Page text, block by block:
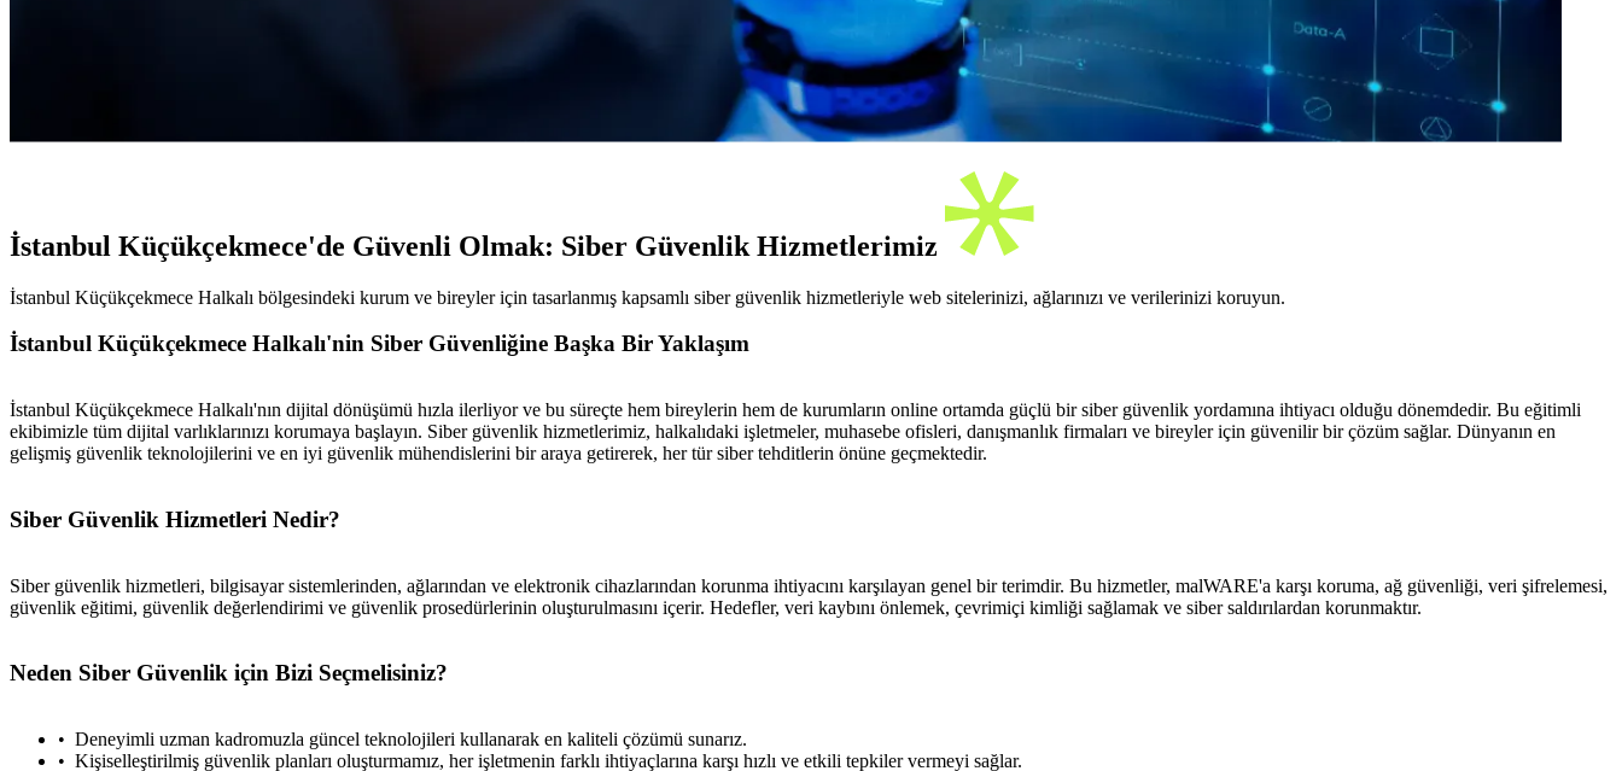
İstanbul Küçükçekmece'de Güvenli Olmak: Siber Güvenlik Hizmetlerimiz
İstanbul Küçükçekmece Halkalı bölgesindeki kurum ve bireyler için tasarlanmış kapsamlı siber güvenlik hizmetleriyle web sitelerinizi, ağlarınızı ve verilerinizi koruyun.
İstanbul Küçükçekmece Halkalı'nin Siber Güvenliğine Başka Bir Yaklaşım
İstanbul Küçükçekmece Halkalı'nın dijital dönüşümü hızla ilerliyor ve bu süreçte hem bireylerin hem de kurumların online ortamda güçlü bir siber güvenlik yordamına ihtiyacı olduğu dönemdedir. Bu eğitimli
ekibimizle tüm dijital varlıklarınızı korumaya başlayın. Siber güvenlik hizmetlerimiz, halkalıdaki işletmeler, muhasebe ofisleri, danışmanlık firmaları ve bireyler için güvenilir bir çözüm sağlar. Dünyanın en
gelişmiş güvenlik teknolojilerini ve en iyi güvenlik mühendislerini bir araya getirerek, her tür siber tehditlerin önüne geçmektedir.
Siber Güvenlik Hizmetleri Nedir?
Siber güvenlik hizmetleri, bilgisayar sistemlerinden, ağlarından ve elektronik cihazlarından korunma ihtiyacını karşılayan genel bir terimdir. Bu hizmetler, malWARE'a karşı koruma, ağ güvenliği, veri şifrelemesi,
güvenlik eğitimi, güvenlik değerlendirimi ve güvenlik prosedürlerinin oluşturulmasını içerir. Hedefler, veri kaybını önlemek, çevrimiçi kimliği sağlamak ve siber saldırılardan korunmaktır.
Neden Siber Güvenlik için Bizi Seçmelisiniz?
Deneyimli uzman kadromuzla güncel teknolojileri kullanarak en kaliteli çözümü sunarız.
Kişiselleştirilmiş güvenlik planları oluşturmamız, her işletmenin farklı ihtiyaçlarına karşı hızlı ve etkili tepkiler vermeyi sağlar.